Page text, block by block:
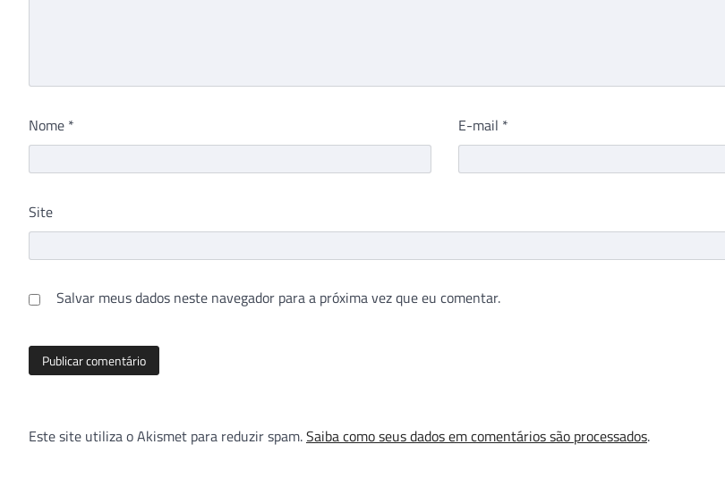
Nome * E-mail *
Site
Salvar meus dados neste navegador para a próxima vez que eu comentar.
Este site utiliza o Akismet para reduzir spam.Saiba como seus dados em comentários são processados.